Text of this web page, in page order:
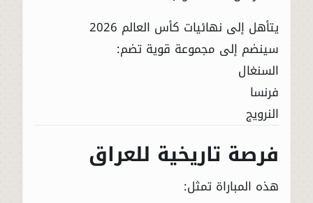
يتأهل إلى نهائيات كأس العالم 2026
سينضم إلى مجموعة قوية تضم:
السنغال
فرنسا
النرويج
فرصة تاريخية للعراق
هذه المباراة تمثل: